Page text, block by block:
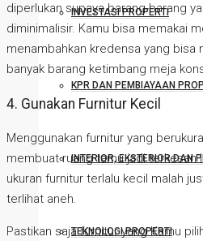
INVESTASI PROPERTI
KPR DAN PEMBIAYAAN
INTERIOR, EKSTERIOR DAN
TEKNOLOGI PROPERTI
diperlukan supaya barang-barang
diminimalisir. Kamu bisa memakai
menambahkan kredensa yang bisa
banyak barang ketimbang meja
4. Gunakan Furnitur Kecil
Menggunakan furnitur yang
membuat ruang tamu jadi terkesan
ukuran furnitur terlalu kecil malah
terlihat aneh.
Pastikan saja furnitur yang Kamu